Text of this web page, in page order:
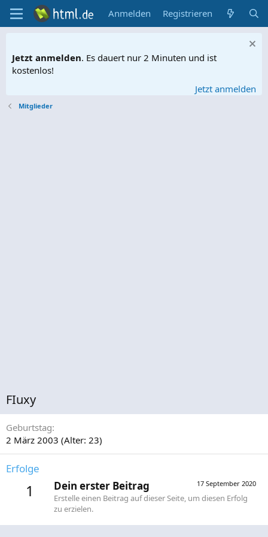
Anmelden Registrieren
Jetzt anmelden. Es dauert nur 2 Minuten und ist
kostenlos!
Jetzt anmelden
Mitglieder
FIuxy
Geburtstag
2 März 2003 (Alter: 23)
Erfolge
1 17 September 2020
Dein erster Beitrag
Erstelle einen Beitrag auf dieser Seite, um diesen Erfolg
zu erzielen.